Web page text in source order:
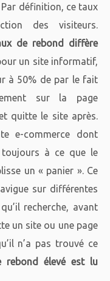
définition, ce taux
des visiteurs.
de rebond diffère
un site informatif,
à 50% de par le fait
sur la page
quitte le site après.
e-commerce dont
toujours à ce que le
un « panier ». Ce
sur différentes
recherche, avant
un site ou une page
n’a pas trouvé ce
rebond élevé est lu